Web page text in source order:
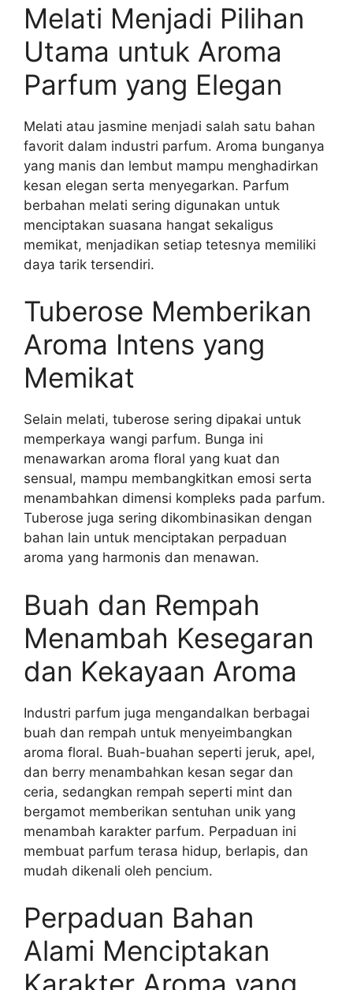
Melati Menjadi Pilihan
Utama untuk Aroma
Parfum yang Elegan
Melati atau jasmine menjadi salah satu bahan
favorit dalam industri parfum. Aroma bunganya
yang manis dan lembut mampu menghadirkan
kesan elegan serta menyegarkan. Parfum
berbahan melati sering digunakan untuk
menciptakan suasana hangat sekaligus
memikat, menjadikan setiap tetesnya memiliki
daya tarik tersendiri.
Tuberose Memberikan
Aroma Intens yang
Memikat
Selain melati, tuberose sering dipakai untuk
memperkaya wangi parfum. Bunga ini
menawarkan aroma floral yang kuat dan
sensual, mampu membangkitkan emosi serta
menambahkan dimensi kompleks pada parfum.
Tuberose juga sering dikombinasikan dengan
bahan lain untuk menciptakan perpaduan
aroma yang harmonis dan menawan.
Buah dan Rempah
Menambah Kesegaran
dan Kekayaan Aroma
Industri parfum juga mengandalkan berbagai
buah dan rempah untuk menyeimbangkan
aroma floral. Buah-buahan seperti jeruk, apel,
dan berry menambahkan kesan segar dan
ceria, sedangkan rempah seperti mint dan
bergamot memberikan sentuhan unik yang
menambah karakter parfum. Perpaduan ini
membuat parfum terasa hidup, berlapis, dan
mudah dikenali oleh pencium.
Perpaduan Bahan
Alami Menciptakan